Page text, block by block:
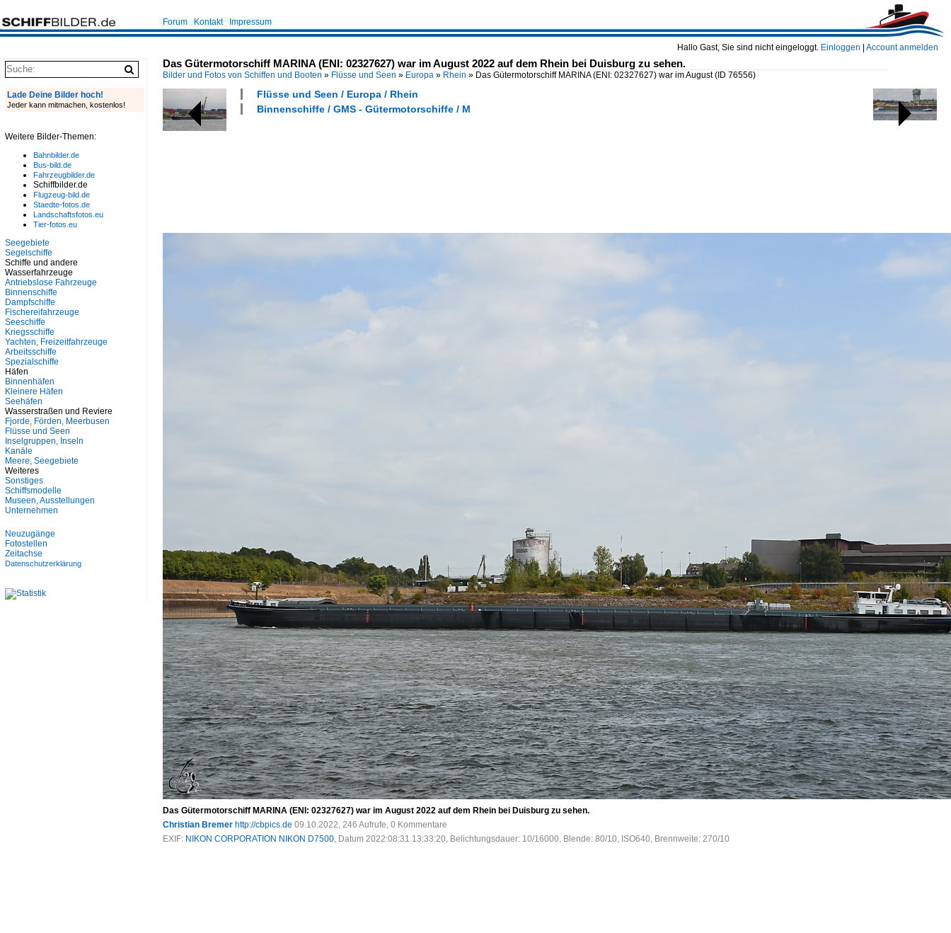
Hallo Gast, Sie sind nicht eingeloggt. Einloggen Account anmelden
Forum Kontakt Impressum
Das Gütermotorschiff MARINA (ENI: 02327627) war im August 2022 auf dem Rhein bei Duisburg zu sehen.
Bilder und Fotos von Schiffen und Booten » Flüsse und Seen » Europa » Rhein » Das Gütermotorschiff MARINA (ENI: 02327627) war im August(ID 76556)
Flüsse und Seen / Europa / Rhein
Binnenschiffe / GMS - Gütermotorschiffe / M
Das Gütermotorschiff MARINA (ENI: 02327627) war im August 2022 auf dem Rhein bei Duisburg zu sehen.
Christian Bremer http://cbpics.de 09.10.2022, 246 Aufrufe, 0 Kommentare
EXIF: NIKON CORPORATION NIKON D7500, Datum 2022:08:31 13:33:20, Belichtungsdauer: 10/16000, Blende: 80/10, ISO640, Brennweite: 270/10
Lade Deine Bilder hoch!
Jeder kann mitmachen, kostenlos!
Weitere Bilder-Themen:
Bahnbilder.de
Bus-bild.de
Fahrzeugbilder.de
Schiffbilder.de
Flugzeug-bild.de
Staedte-fotos.de
Landschaftsfotos.eu
Tier-fotos.eu
Seegebiete
Segelschiffe
Schiffe und andere
Wasserfahrzeuge
Antriebslose Fahrzeuge
Binnenschiffe
Dampfschiffe
Fischereifahrzeuge
Seeschiffe
Kriegsschiffe
Yachten, Freizeitfahrzeuge
Arbeitsschiffe
Spezialschiffe
Häfen
Binnenhäfen
Kleinere Häfen
Seehäfen
Wasserstraßen und Reviere
Fjorde, Förden, Meerbusen
Flüsse und Seen
Inselgruppen, Inseln
Kanäle
Meere, Seegebiete
Weiteres
Sonstiges
Schiffsmodelle
Museen, Ausstellungen
Unternehmen
Neuzugänge
Fotostellen
Zeitachse
Datenschutzerklärung